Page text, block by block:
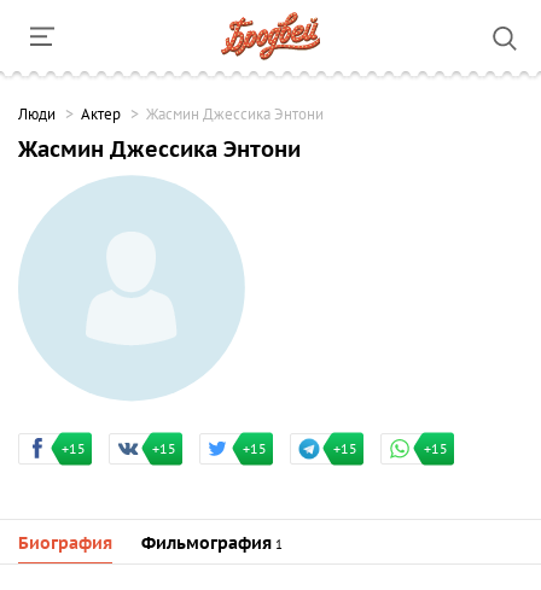
Люди Актер Жасмин Джессика Энтони
Жасмин Джессика Энтони
+15 +15 +15 +15 +15
Биография Фильмография 1